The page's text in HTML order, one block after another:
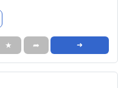
★ ➦ ➜